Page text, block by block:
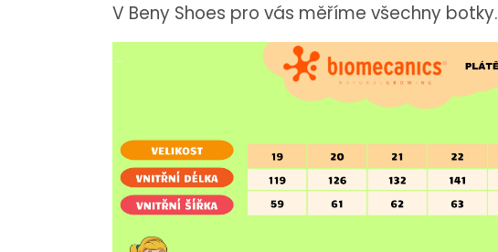
V Beny Shoes pro vás měříme všechny botky.